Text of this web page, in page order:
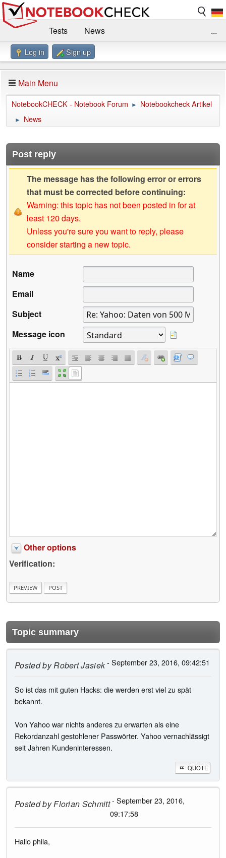
Tests
News
Benchmarks / Technik
Forum
Impressum
...
Log in Sign up
Main Menu
NotebookCHECK - Notebook Forum ► Notebookcheck Artikel
► News
Post reply
The message has the following error or errors
that must be corrected before continuing:
Warning: this topic has not been posted in for at
least 120 days.
Unless you're sure you want to reply, please
consider starting a new topic.
Name
Email
Subject
Message icon
Other options
Verification:
Topic summary
Posted byRobert Jasiek- September 23, 2016, 09:42:51
So ist das mit guten Hacks: die werden erst viel zu spät
bekannt.
Von Yahoo war nichts anderes zu erwarten als eine
Rekordanzahl gestohlener Passwörter. Yahoo vernachlässigt
seit Jahren Kundeninteressen.
QUOTE
Posted byFlorian Schmitt- September 23, 2016,
09:17:58
Hallo phila,